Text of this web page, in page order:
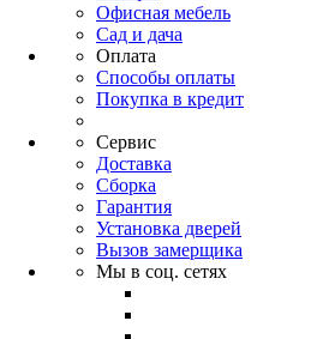
Офисная мебель
Сад и дача
Оплата
Способы оплаты
Покупка в кредит
Сервис
Доставка
Сборка
Гарантия
Установка дверей
Вызов замерщика
Мы в соц. сетях